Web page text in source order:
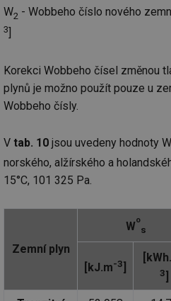
W2 - Wobbeho číslo nového
3
Korekci Wobbeho čísel změnou
plynů je možno použít pouze u
Wobbeho čísly.
V tab. 10 jsou uvedeny hodnoty
norského, alžírského a
15°C, 101 325 Pa.
Zemní plyn
W
o
s
[kJ.m-3]
3]